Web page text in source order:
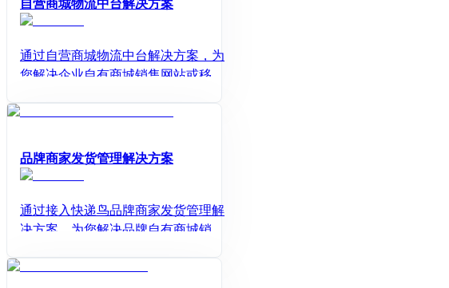
自营商城物流中台解决方案
通过自营商城物流中台解决方案，为
您解决企业自有商城销售网站或移动
增值服务，及商城处理发货、仓库物
务。
品牌商家发货管理解决方案
通过接入快递鸟品牌商家发货管理解
决方案，为您解决品牌自有商城销售